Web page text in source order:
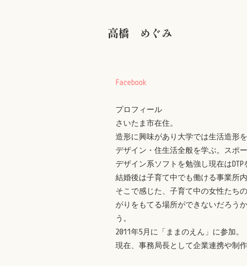
高橋 めぐみ
Facebook
プロフィール
さいたま市在住。
造形に興味があり大学では生活造形を
デザイン・住生活全般を学ぶ。スポ
デザイン系ソフトを勉強し現在はDTP
結婚後は子育て中でも働ける事業所
そこで感じた、子育て中の女性たち
がりをもてる場所ができないだろう
う。
2011年5月に「ままのえん」に参加。
現在、事務局長として企業連携や制